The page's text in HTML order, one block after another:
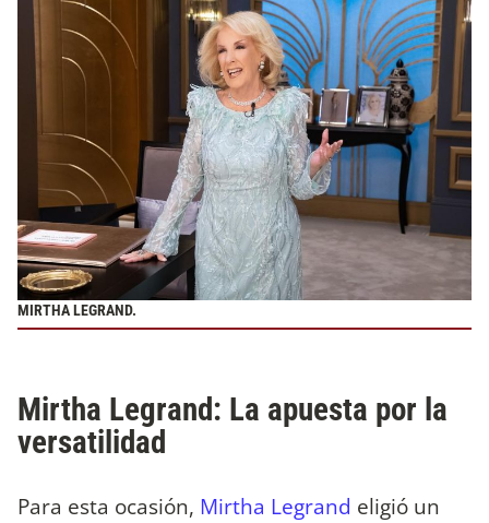
MIRTHA LEGRAND.
Mirtha Legrand: La apuesta por la
versatilidad
Para esta ocasión, Mirtha Legrand eligió un